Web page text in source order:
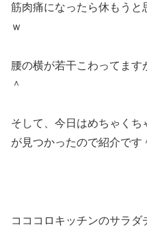
筋肉痛になったら休もうと
ｗ
腰の横が若干こわってます
＾
そして、今日はめちゃく
が見つかったので紹介です
コココロキッチンのサラ